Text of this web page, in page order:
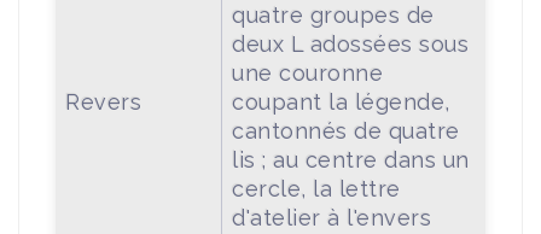
Revers
quatre groupes de
deux L adossées sous
une couronne
coupant la légende,
cantonnés de quatre
lis ; au centre dans un
cercle, la lettre
d'atelier à l'envers